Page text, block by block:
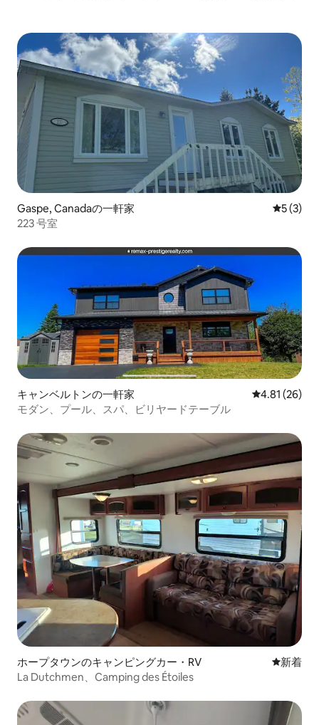
Gaspe, Canadaの一軒家 レビュー
5 (3)
223 号室
キャンベルトンの一軒家 レビュー26
4.81 (26)
モダン、プール、スパ、ビリヤードテーブル
ホープタウンのキャンピングカー・RV 新しい宿
新着
La Dutchmen、Camping des Étoiles